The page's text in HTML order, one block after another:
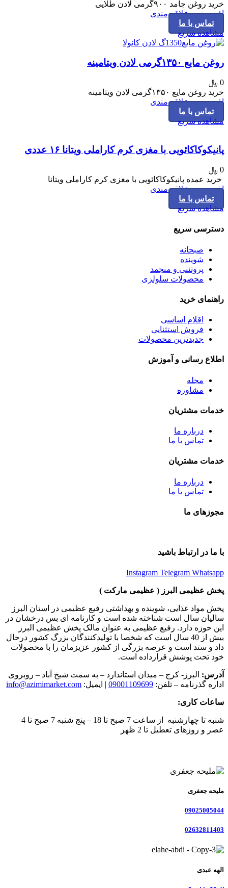
خرید روغن جامد ۹۰۰گرمی لادن طلایی
افزودن به علاقه مندی
تماس با ما
مشاهده سریع
روغن مایع ۱۳۵۰گرمی لادن ویتامینه
0 ﷼
خرید روغن مایع ۱۳۵۰گرمی لادن ویتامینه
افزودن به علاقه مندی
تماس با ما
مشاهده سریع
پانیکوکاکائویی با مغزی کرم کاراملی ویتانا ۱۶ عددی
0 ﷼
خرید عمده پانیکوکاکائویی با مغزی کرم کاراملی ویتانا
افزودن به علاقه مندی
تماس با ما
مشاهده سریع
دسترسی سریع
صبحانه
شوینده
پروتئنی و منجمد
محصولات سلولزی
راهنمای خرید
اقلام اساسی
فروش استثنایی
جدیدترین محصولات
اطلاع رسانی و آموزش
مجله
مشاوره
خدمات مشتریان
درباره ما
تماس با ما
خدمات مشتریان
درباره ما
تماس با ما
مجوزهای ما
با ما در ارتباط باشید
Instagram Telegram Whatsapp
پخش عظیمی البرز ( عظیمی مارکت )
پخش مواد غذایی، شوینده و بهداشتی رفیع عظیمی در استان البرز
سالیان سال است شناخته شده است و کارنامه ای بس درخشان در
این حوزه دارد. رفیع عظیمی به عنوان مالک پخش عظیمی البرز
بیش از 40 سال است که شخصا با تولیدکنندگان بزرگ کشور درحال
داد و ستد است و عرصه بزرگی از کشور عزیزمان را با محصولات
خود تحت پوشش قرارداده است.
آدرس: البرز- کرج – میدان استاندارد – به سمت شیخ آباد – روبروی
اداره گذرنامه – تلفن: 09001109699 | ایمیل: info@azimimarket.com
ساعات کاری:
شنبه تا چهارشنبه از ساعت 7 صبح تا 18 – پنج شنبه 7 صبح تا 4
عصر و روزهای تعطیل تا 2 ظهر
ملیحه جعفری
09025005044
02632811403
الهه عبدی